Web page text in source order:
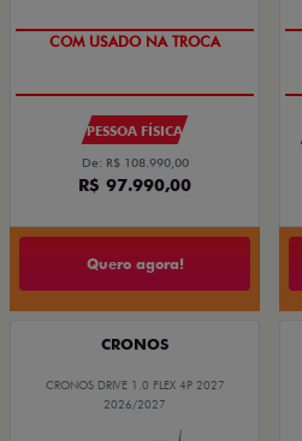
COM USADO NA TROCA
PESSOA FÍSICA
De: R$ 108.990,00
R$ 97.990,00
Quero agora!
CRONOS
CRONOS DRIVE 1.0 FLEX 4P 2027
2026/2027